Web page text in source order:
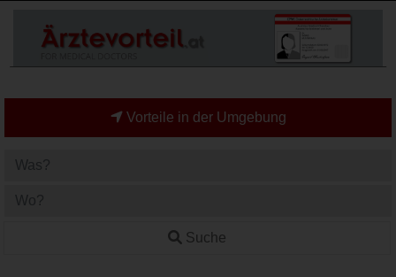
Vorteile in der Umgebung
Suche